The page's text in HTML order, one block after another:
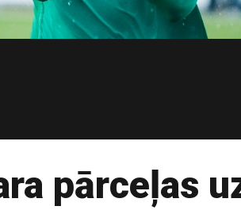
pārceļas